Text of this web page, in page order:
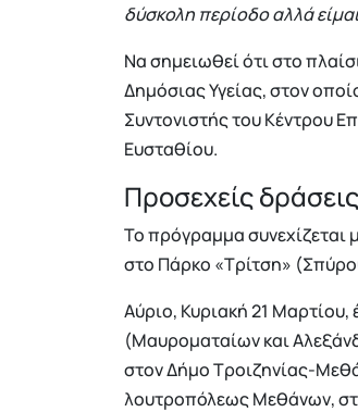
δύσκολη περίοδο αλλά
Να σημειωθεί ότι στο
Δημόσιας Υγείας, στον
Συντονιστής του Κέντρου
Ευσταθίου.
Προσεχείς δράσεις
Το πρόγραμμα
στο Πάρκο «Τρίτση»
Αύριο, Κυριακή 21
(Μαυροματαίων και
στον Δήμο Τροιζηνίας-
λουτροπόλεως Μεθάνων,